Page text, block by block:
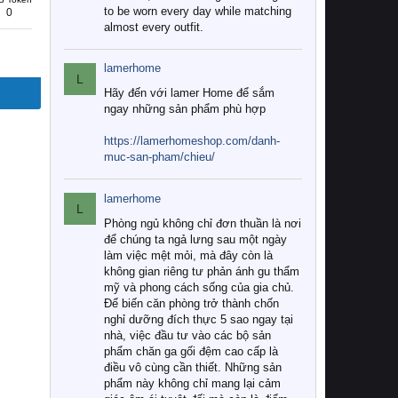
0
to be worn every day while matching
almost every outfit.
L
lamerhome
Hãy đến với lamer Home để sắm
ngay những sản phẩm phù hợp
https://lamerhomeshop.com/danh-
muc-san-pham/chieu/
L
lamerhome
Phòng ngủ không chỉ đơn thuần là nơi
để chúng ta ngả lưng sau một ngày
làm việc mệt mỏi, mà đây còn là
không gian riêng tư phản ánh gu thẩm
mỹ và phong cách sống của gia chủ.
Để biến căn phòng trở thành chốn
nghỉ dưỡng đích thực 5 sao ngay tại
nhà, việc đầu tư vào các bộ sản
phẩm chăn ga gối đệm cao cấp là
điều vô cùng cần thiết. Những sản
phẩm này không chỉ mang lại cảm